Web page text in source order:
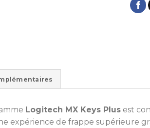
Logitech MX Keys Plus est
expérience de frappe supérieure